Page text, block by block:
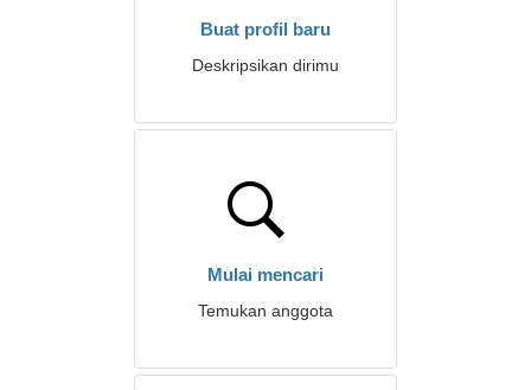
Buat profil baru
Deskripsikan dirimu
Mulai mencari
Temukan anggota